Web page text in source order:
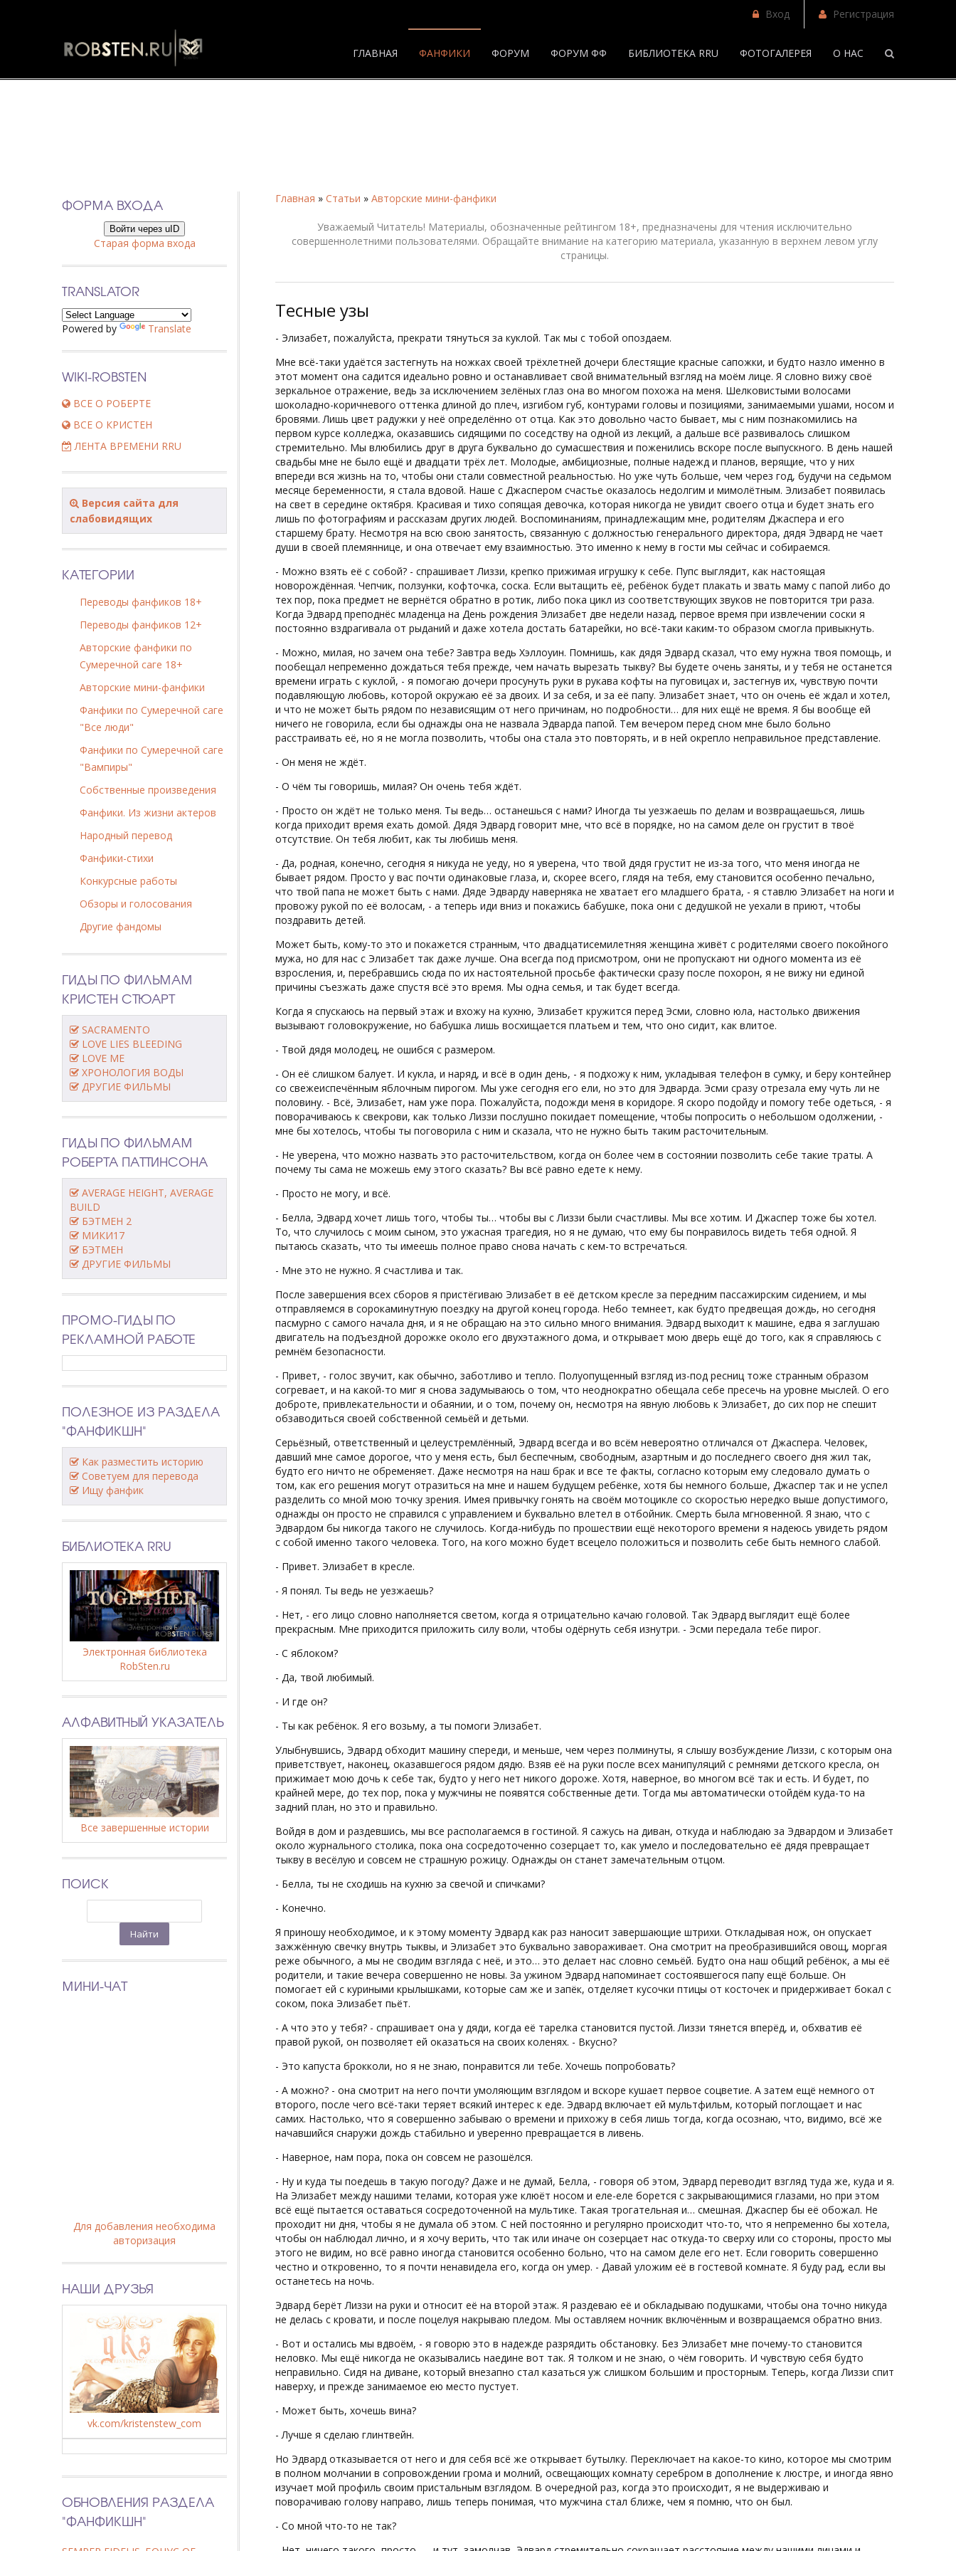
Вход Регистрация
ГЛАВНАЯ ФАНФИКИ ФОРУМ ФОРУМ ФФ БИБЛИОТЕКА RRU ФОТОГАЛЕРЕЯ О НАС
Главная » Статьи » Авторские мини-фанфики
Уважаемый Читатель! Материалы, обозначенные рейтингом 18+, предназначены для чтения исключительно
совершеннолетними пользователями. Обращайте внимание на категорию материала, указанную в верхнем левом углу
страницы.
Тесные узы
- Элизабет, пожалуйста, прекрати тянуться за куклой. Так мы с тобой опоздаем.
Мне всё-таки удаётся застегнуть на ножках своей трёхлетней дочери блестящие красные сапожки, и будто назло именно в
этот момент она садится идеально ровно и останавливает свой внимательный взгляд на моём лице. Я словно вижу своё
зеркальное отражение, ведь за исключением зелёных глаз она во многом похожа на меня. Шелковистыми волосами
шоколадно-коричневого оттенка длиной до плеч, изгибом губ, контурами головы и позициями, занимаемыми ушами, носом и
бровями. Лишь цвет радужки у неё определённо от отца. Как это довольно часто бывает, мы с ним познакомились на
первом курсе колледжа, оказавшись сидящими по соседству на одной из лекций, а дальше всё развивалось слишком
стремительно. Мы влюбились друг в друга буквально до сумасшествия и поженились вскоре после выпускного. В день нашей
свадьбы мне не было ещё и двадцати трёх лет. Молодые, амбициозные, полные надежд и планов, верящие, что у них
впереди вся жизнь на то, чтобы они стали совместной реальностью. Но уже чуть больше, чем через год, будучи на седьмом
месяце беременности, я стала вдовой. Наше с Джаспером счастье оказалось недолгим и мимолётным. Элизабет появилась
на свет в середине октября. Красивая и тихо сопящая девочка, которая никогда не увидит своего отца и будет знать его
лишь по фотографиям и рассказам других людей. Воспоминаниям, принадлежащим мне, родителям Джаспера и его
старшему брату. Несмотря на всю свою занятость, связанную с должностью генерального директора, дядя Эдвард не чает
души в своей племяннице, и она отвечает ему взаимностью. Это именно к нему в гости мы сейчас и собираемся.
- Можно взять её с собой? - спрашивает Лиззи, крепко прижимая игрушку к себе. Пупс выглядит, как настоящая
новорождённая. Чепчик, ползунки, кофточка, соска. Если вытащить её, ребёнок будет плакать и звать маму с папой либо до
тех пор, пока предмет не вернётся обратно в ротик, либо пока цикл из соответствующих звуков не повторится три раза.
Когда Эдвард преподнёс младенца на День рождения Элизабет две недели назад, первое время при извлечении соски я
постоянно вздрагивала от рыданий и даже хотела достать батарейки, но всё-таки каким-то образом смогла привыкнуть.
- Можно, милая, но зачем она тебе? Завтра ведь Хэллоуин. Помнишь, как дядя Эдвард сказал, что ему нужна твоя помощь, и
пообещал непременно дождаться тебя прежде, чем начать вырезать тыкву? Вы будете очень заняты, и у тебя не останется
времени играть с куклой, - я помогаю дочери просунуть руки в рукава кофты на пуговицах и, застегнув их, чувствую почти
подавляющую любовь, которой окружаю её за двоих. И за себя, и за её папу. Элизабет знает, что он очень её ждал и хотел,
и что не может быть рядом по независящим от него причинам, но подробности… для них ещё не время. Я бы вообще ей
ничего не говорила, если бы однажды она не назвала Эдварда папой. Тем вечером перед сном мне было больно
расстраивать её, но я не могла позволить, чтобы она стала это повторять, и в ней окрепло неправильное представление.
- Он меня не ждёт.
- О чём ты говоришь, милая? Он очень тебя ждёт.
- Просто он ждёт не только меня. Ты ведь… останешься с нами? Иногда ты уезжаешь по делам и возвращаешься, лишь
когда приходит время ехать домой. Дядя Эдвард говорит мне, что всё в порядке, но на самом деле он грустит в твоё
отсутствие. Он тебя любит, как ты любишь меня.
- Да, родная, конечно, сегодня я никуда не уеду, но я уверена, что твой дядя грустит не из-за того, что меня иногда не
бывает рядом. Просто у вас почти одинаковые глаза, и, скорее всего, глядя на тебя, ему становится особенно печально,
что твой папа не может быть с нами. Дяде Эдварду наверняка не хватает его младшего брата, - я ставлю Элизабет на ноги и
провожу рукой по её волосам, - а теперь иди вниз и покажись бабушке, пока они с дедушкой не уехали в приют, чтобы
поздравить детей.
Может быть, кому-то это и покажется странным, что двадцатисемилетняя женщина живёт с родителями своего покойного
мужа, но для нас с Элизабет так даже лучше. Она всегда под присмотром, они не пропускают ни одного момента из её
взросления, и, перебравшись сюда по их настоятельной просьбе фактически сразу после похорон, я не вижу ни единой
причины съезжать даже спустя всё это время. Мы одна семья, и так будет всегда.
Когда я спускаюсь на первый этаж и вхожу на кухню, Элизабет кружится перед Эсми, словно юла, настолько движения
вызывают головокружение, но бабушка лишь восхищается платьем и тем, что оно сидит, как влитое.
- Твой дядя молодец, не ошибся с размером.
- Он её слишком балует. И кукла, и наряд, и всё в один день, - я подхожу к ним, укладывая телефон в сумку, и беру контейнер
со свежеиспечённым яблочным пирогом. Мы уже сегодня его ели, но это для Эдварда. Эсми сразу отрезала ему чуть ли не
половину. - Всё, Элизабет, нам уже пора. Пожалуйста, подожди меня в коридоре. Я скоро подойду и помогу тебе одеться, - я
поворачиваюсь к свекрови, как только Лиззи послушно покидает помещение, чтобы попросить о небольшом одолжении, -
мне бы хотелось, чтобы ты поговорила с ним и сказала, что не нужно быть таким расточительным.
- Не уверена, что можно назвать это расточительством, когда он более чем в состоянии позволить себе такие траты. А
почему ты сама не можешь ему этого сказать? Вы всё равно едете к нему.
- Просто не могу, и всё.
- Белла, Эдвард хочет лишь того, чтобы ты… чтобы вы с Лиззи были счастливы. Мы все хотим. И Джаспер тоже бы хотел.
То, что случилось с моим сыном, это ужасная трагедия, но я не думаю, что ему бы понравилось видеть тебя одной. Я
пытаюсь сказать, что ты имеешь полное право снова начать с кем-то встречаться.
- Мне это не нужно. Я счастлива и так.
После завершения всех сборов я пристёгиваю Элизабет в её детском кресле за передним пассажирским сидением, и мы
отправляемся в сорокаминутную поездку на другой конец города. Небо темнеет, как будто предвещая дождь, но сегодня
пасмурно с самого начала дня, и я не обращаю на это сильно много внимания. Эдвард выходит к машине, едва я заглушаю
двигатель на подъездной дорожке около его двухэтажного дома, и открывает мою дверь ещё до того, как я справляюсь с
ремнём безопасности.
- Привет, - голос звучит, как обычно, заботливо и тепло. Полуопущенный взгляд из-под ресниц тоже странным образом
согревает, и на какой-то миг я снова задумываюсь о том, что неоднократно обещала себе пресечь на уровне мыслей. О его
доброте, привлекательности и обаянии, и о том, почему он, несмотря на явную любовь к Элизабет, до сих пор не спешит
обзаводиться своей собственной семьёй и детьми.
Серьёзный, ответственный и целеустремлённый, Эдвард всегда и во всём невероятно отличался от Джаспера. Человек,
давший мне самое дорогое, что у меня есть, был беспечным, свободным, азартным и до последнего своего дня жил так,
будто его ничто не обременяет. Даже несмотря на наш брак и все те факты, согласно которым ему следовало думать о
том, как его решения могут отразиться на мне и нашем будущем ребёнке, хотя бы немного больше, Джаспер так и не успел
разделить со мной мою точку зрения. Имея привычку гонять на своём мотоцикле со скоростью нередко выше допустимого,
однажды он просто не справился с управлением и буквально влетел в отбойник. Смерть была мгновенной. Я знаю, что с
Эдвардом бы никогда такого не случилось. Когда-нибудь по прошествии ещё некоторого времени я надеюсь увидеть рядом
с собой именно такого человека. Того, на кого можно будет всецело положиться и позволить себе быть немного слабой.
- Привет. Элизабет в кресле.
- Я понял. Ты ведь не уезжаешь?
- Нет, - его лицо словно наполняется светом, когда я отрицательно качаю головой. Так Эдвард выглядит ещё более
прекрасным. Мне приходится приложить силу воли, чтобы одёрнуть себя изнутри. - Эсми передала тебе пирог.
- С яблоком?
- Да, твой любимый.
- И где он?
- Ты как ребёнок. Я его возьму, а ты помоги Элизабет.
Улыбнувшись, Эдвард обходит машину спереди, и меньше, чем через полминуты, я слышу возбуждение Лиззи, с которым она
приветствует, наконец, оказавшегося рядом дядю. Взяв её на руки после всех манипуляций с ремнями детского кресла, он
прижимает мою дочь к себе так, будто у него нет никого дороже. Хотя, наверное, во многом всё так и есть. И будет, по
крайней мере, до тех пор, пока у мужчины не появятся собственные дети. Тогда мы автоматически отойдём куда-то на
задний план, но это и правильно.
Войдя в дом и раздевшись, мы все располагаемся в гостиной. Я сажусь на диван, откуда и наблюдаю за Эдвардом и Элизабет
около журнального столика, пока она сосредоточенно созерцает то, как умело и последовательно её дядя превращает
тыкву в весёлую и совсем не страшную рожицу. Однажды он станет замечательным отцом.
- Белла, ты не сходишь на кухню за свечой и спичками?
- Конечно.
Я приношу необходимое, и к этому моменту Эдвард как раз наносит завершающие штрихи. Откладывая нож, он опускает
зажжённую свечку внутрь тыквы, и Элизабет это буквально завораживает. Она смотрит на преобразившийся овощ, моргая
реже обычного, а мы не сводим взгляда с неё, и это… это делает нас словно семьёй. Будто она наш общий ребёнок, а мы её
родители, и такие вечера совершенно не новы. За ужином Эдвард напоминает состоявшегося папу ещё больше. Он
помогает ей с куриными крылышками, которые сам же и запёк, отделяет кусочки птицы от косточек и придерживает бокал с
соком, пока Элизабет пьёт.
- А что это у тебя? - спрашивает она у дяди, когда её тарелка становится пустой. Лиззи тянется вперёд, и, обхватив её
правой рукой, он позволяет ей оказаться на своих коленях. - Вкусно?
- Это капуста брокколи, но я не знаю, понравится ли тебе. Хочешь попробовать?
- А можно? - она смотрит на него почти умоляющим взглядом и вскоре кушает первое соцветие. А затем ещё немного от
второго, после чего всё-таки теряет всякий интерес к еде. Эдвард включает ей мультфильм, который поглощает и нас
самих. Настолько, что я совершенно забываю о времени и прихожу в себя лишь тогда, когда осознаю, что, видимо, всё же
начавшийся снаружи дождь стабильно и уверенно превращается в ливень.
- Наверное, нам пора, пока он совсем не разошёлся.
- Ну и куда ты поедешь в такую погоду? Даже и не думай, Белла, - говоря об этом, Эдвард переводит взгляд туда же, куда и я.
На Элизабет между нашими телами, которая уже клюёт носом и еле-еле борется с закрывающимися глазами, но при этом
всё ещё пытается оставаться сосредоточенной на мультике. Такая трогательная и… смешная. Джаспер бы её обожал. Не
проходит ни дня, чтобы я не думала об этом. С ней постоянно и регулярно происходит что-то, что я непременно бы хотела,
чтобы он наблюдал лично, и я хочу верить, что так или иначе он созерцает нас откуда-то сверху или со стороны, просто мы
этого не видим, но всё равно иногда становится особенно больно, что на самом деле его нет. Если говорить совершенно
честно и откровенно, то я почти ненавидела его, когда он умер. - Давай уложим её в гостевой комнате. Я буду рад, если вы
останетесь на ночь.
Эдвард берёт Лиззи на руки и относит её на второй этаж. Я раздеваю её и обкладываю подушками, чтобы она точно никуда
не делась с кровати, и после поцелуя накрываю пледом. Мы оставляем ночник включённым и возвращаемся обратно вниз.
- Вот и остались мы вдвоём, - я говорю это в надежде разрядить обстановку. Без Элизабет мне почему-то становится
неловко. Мы ещё никогда не оказывались наедине вот так. Я толком и не знаю, о чём говорить. И чувствую себя будто
неправильно. Сидя на диване, который внезапно стал казаться уж слишком большим и просторным. Теперь, когда Лиззи спит
наверху, и прежде занимаемое ею место пустует.
- Может быть, хочешь вина?
- Лучше я сделаю глинтвейн.
Но Эдвард отказывается от него и для себя всё же открывает бутылку. Переключает на какое-то кино, которое мы смотрим
в полном молчании в сопровождении грома и молний, освещающих комнату серебром в дополнение к люстре, и иногда явно
изучает мой профиль своим пристальным взглядом. В очередной раз, когда это происходит, я не выдерживаю и
поворачиваю голову направо, лишь теперь понимая, что мужчина стал ближе, чем я помню, что он был.
- Со мной что-то не так?
ФОРМА ВХОДА
Войти через uID
Старая форма входа
TRANSLATOR
Powered by Translate
WIKI-ROBSTEN
ВСЕ О РОБЕРТЕ
ВСЕ О КРИСТЕН
ЛЕНТА ВРЕМЕНИ RRU
Версия сайта для
слабовидящих
КАТЕГОРИИ
Переводы фанфиков 18+
Переводы фанфиков 12+
Авторские фанфики по
Сумеречной саге 18+
Авторские мини-фанфики
Фанфики по Сумеречной саге
"Все люди"
Фанфики по Сумеречной саге
"Вампиры"
Собственные произведения
Фанфики. Из жизни актеров
Народный перевод
Фанфики-стихи
Конкурсные работы
Обзоры и голосования
Другие фандомы
ГИДЫ ПО ФИЛЬМАМ
КРИСТЕН СТЮАРТ
SACRAMENTO
LOVE LIES BLEEDING
LOVE ME
ХРОНОЛОГИЯ ВОДЫ
ДРУГИЕ ФИЛЬМЫ
ГИДЫ ПО ФИЛЬМАМ
РОБЕРТА ПАТТИНСОНА
AVERAGE HEIGHT, AVERAGE
BUILD
БЭТМЕН 2
МИКИ17
БЭТМЕН
ДРУГИЕ ФИЛЬМЫ
ПРОМО-ГИДЫ ПО
РЕКЛАМНОЙ РАБОТЕ
ПОЛЕЗНОЕ ИЗ РАЗДЕЛА
"ФАНФИКШН"
Как разместить историю
Советуем для перевода
Ищу фанфик
БИБЛИОТЕКА RRU
Электронная библиотека
RobSten.ru
АЛФАВИТНЫЙ УКАЗАТЕЛЬ
Все завершенные истории
ПОИСК
МИНИ-ЧАТ
Для добавления необходима
авторизация
НАШИ ДРУЗЬЯ
vk.com/kristenstew_com
ОБНОВЛЕНИЯ РАЗДЕЛА
"ФАНФИКШН"